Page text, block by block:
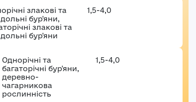
злакові та
бур'яни,
злакові та
бур'яни
1,5-4,0
Однорічні та
багаторічні бур'яни,
деревно-
чагарникова
рослинність
1,5-4,0